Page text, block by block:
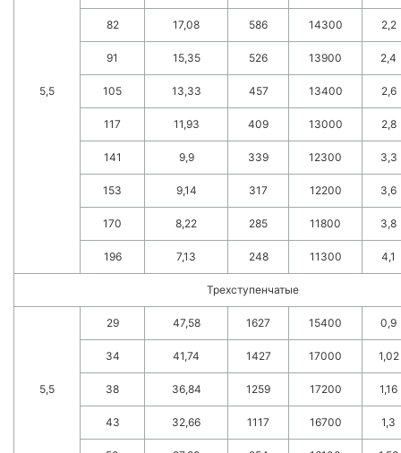
5,5
82 17,08 586 14300 2,2
91 15,35 526 13900 2,4
105 13,33 457 13400 2,6
117 11,93 409 13000 2,8
141 9,9 339 12300 3,3
153 9,14 317 12200 3,6
170 8,22 285 11800 3,8
196 7,13 248 11300 4,1
Трехступенчатые
5,5
29 47,58 1627 15400 0,9
34 41,74 1427 17000 1,02
38 36,84 1259 17200 1,16
43 32,66 1117 16700 1,3